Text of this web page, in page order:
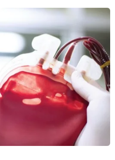
thích lý do không
bay Tu-214ON
vì sao từ chối cấp chứng
tối tân của Nga thực
theo Hiệp ước Bầu trời